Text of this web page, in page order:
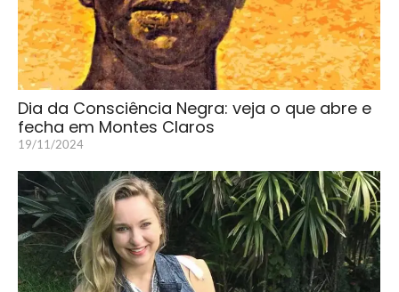
Dia da Consciência Negra: veja o que abre e
fecha em Montes Claros
19/11/2024